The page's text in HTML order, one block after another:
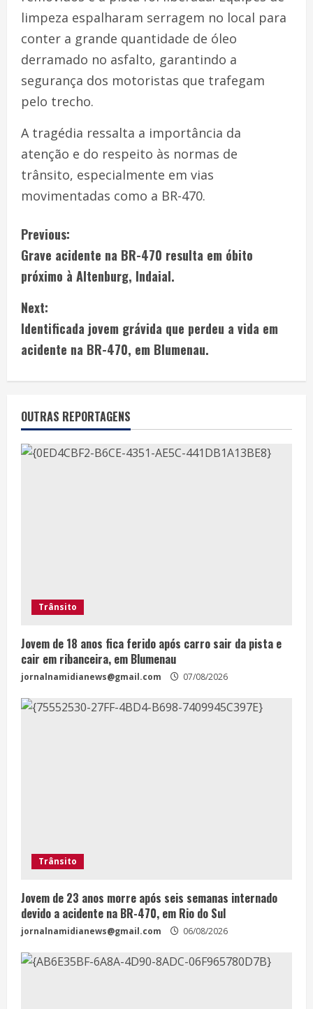
limpeza espalharam serragem no local para
conter a grande quantidade de óleo
derramado no asfalto, garantindo a
segurança dos motoristas que trafegam
pelo trecho.
A tragédia ressalta a importância da
atenção e do respeito às normas de
trânsito, especialmente em vias
movimentadas como a BR-470.
Previous:
Grave acidente na BR-470 resulta em óbito
próximo à Altenburg, Indaial.
Next:
Identificada jovem grávida que perdeu a vida em
acidente na BR-470, em Blumenau.
OUTRAS REPORTAGENS
Trânsito
Jovem de 18 anos fica ferido após carro sair da pista e
cair em ribanceira, em Blumenau
jornalnamidianews@gmail.com 07/08/2026
Trânsito
Jovem de 23 anos morre após seis semanas internado
devido a acidente na BR-470, em Rio do Sul
jornalnamidianews@gmail.com 06/08/2026